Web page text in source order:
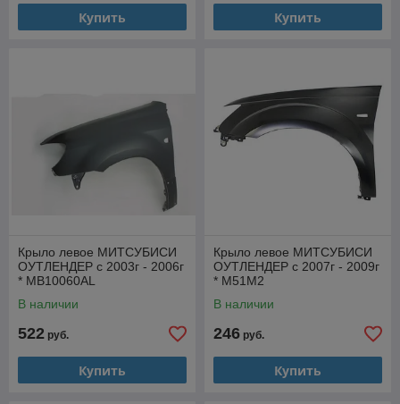
Купить Купить
Крыло левое МИТСУБИСИ
ОУТЛЕНДЕР с 2003г - 2006г
* MB10060AL
В наличии
522 руб.
Купить
Крыло левое МИТСУБИСИ
ОУТЛЕНДЕР с 2007г - 2009г
* M51M2
В наличии
246 руб.
Купить